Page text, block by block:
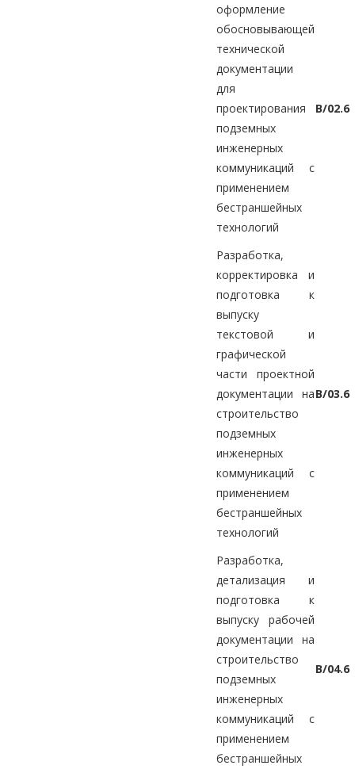
оформление
обосновывающей
технической
документации
для
проектирования
подземных
инженерных
коммуникаций с
применением
бестраншейных
технологий
B/02.6
Разработка,
корректировка и
подготовка к
выпуску
текстовой и
графической
части проектной
документации на
строительство
подземных
инженерных
коммуникаций с
применением
бестраншейных
технологий
B/03.6
Разработка,
детализация и
подготовка к
выпуску рабочей
документации на
строительство
подземных
инженерных
коммуникаций с
применением
бестраншейных
B/04.6